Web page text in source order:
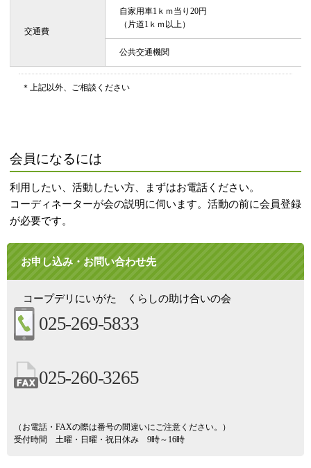
交通費
自家用車1ｋｍ当り20円
（片道1ｋｍ以上）
公共交通機関
＊上記以外、ご相談ください
会員になるには
利用したい、活動したい方、まずはお電話ください。
コーディネーターが会の説明に伺います。活動の前に会員登録
が必要です。
お申し込み・お問い合わせ先
コープデリにいがた くらしの助け合いの会
025-269-5833
025-260-3265
（お電話・FAXの際は番号の間違いにご注意ください。）
受付時間 土曜・日曜・祝日休み 9時～16時